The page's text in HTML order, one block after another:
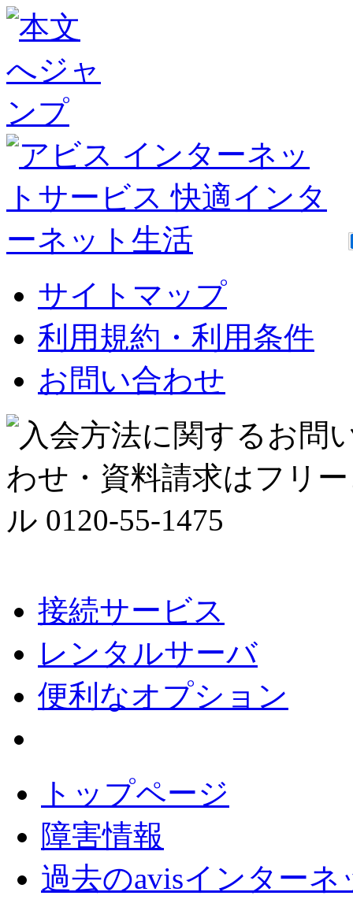
サイトマップ
利用規約・利用条件
お問い合わせ
接続サービス
レンタルサーバ
便利なオプション
トップページ
障害情報
過去のavisインターネ